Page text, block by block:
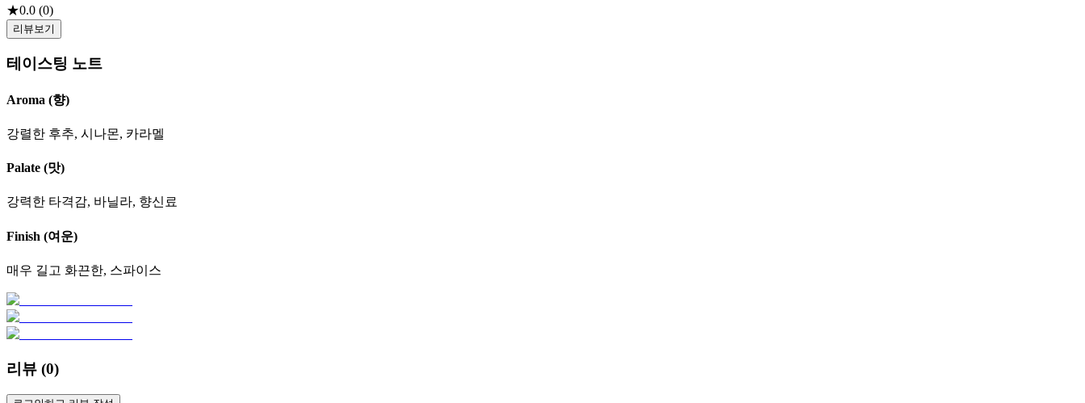
★0.0 (0)
리뷰보기
테이스팅 노트
Aroma (향)
강렬한 후추, 시나몬, 카라멜
Palate (맛)
강력한 타격감, 바닐라, 향신료
Finish (여운)
매우 길고 화끈한, 스파이스
리뷰 (0)